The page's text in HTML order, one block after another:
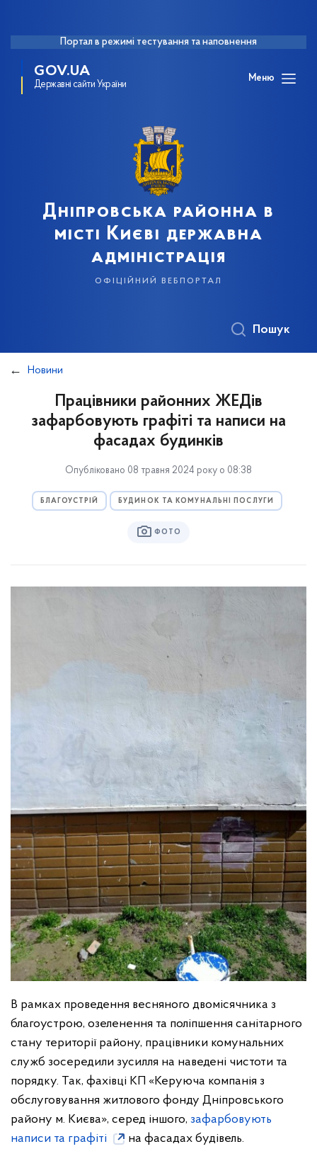
Портал в режимі тестування та наповнення
GOV.UA
Державні сайти України
Меню
Дніпровська районна в
місті Києві державна
адміністрація
офіційний вебпортал
Пошук
Новини
Працівники районних ЖЕДів
зафарбовують графіті та написи на
фасадах будинків
Опубліковано 08 травня 2024 року о 08:38
БЛАГОУСТРІЙ БУДИНОК ТА КОМУНАЛЬНІ ПОСЛУГИ
ФОТО
В рамках проведення весняного двомісячника з
благоустрою, озеленення та поліпшення санітарного
стану території району, працівники комунальних
служб зосередили зусилля на наведені чистоти та
порядку. Так, фахівці КП «Керуюча компанія з
обслуговування житлового фонду Дніпровського
району м. Києва», серед іншого, зафарбовують
написи та графіті
на фасадах будівель.